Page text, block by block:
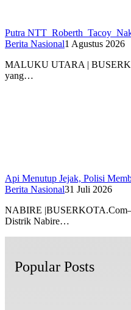
Putra NTT Roberth Tacoy
Berita Nasional1 Agustus 2026
MALUKU UTARA |
yang…
Api Menutup Jejak, Polisi
Berita Nasional31 Juli 2026
NABIRE
Distrik Nabire…
Popular Posts